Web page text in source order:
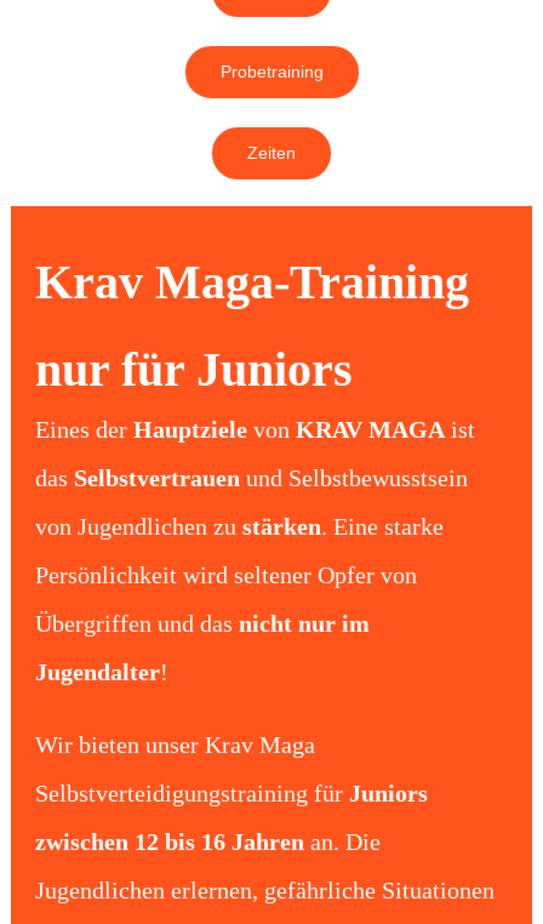
Downloads
Kontakt
Probetraining
Zeiten
Krav Maga-Training
nur für Juniors
Eines der Hauptzielevon KRAV MAGA ist
das Selbstvertrauen und Selbstbewusstsein
von Jugendlichen zu stärken. Eine starke
Persönlichkeit wird seltener Opfer von
Übergriffen und das nicht nur im
Jugendalter!
Wir bieten unser Krav Maga
Selbstverteidigungstraining für Juniors
zwischen 12 bis 16 Jahren an. Die
Jugendlichen erlernen, gefährliche Situationen